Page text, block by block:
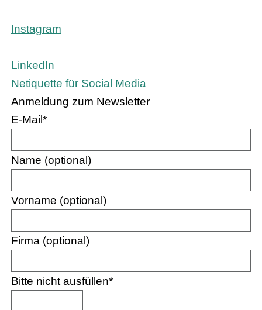
Instagram
LinkedIn
Netiquette für Social Media
Anmeldung zum Newsletter
E-Mail *
Name (optional)
Vorname (optional)
Firma (optional)
Bitte nicht ausfüllen*